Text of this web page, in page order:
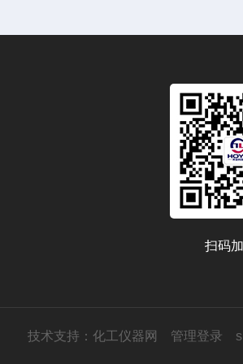
扫码
技术支持： 化工仪器网 管理登录